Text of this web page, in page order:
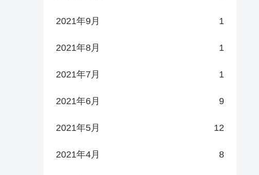
2021年9月 1
2021年8月 1
2021年7月 1
2021年6月 9
2021年5月 12
2021年4月 8